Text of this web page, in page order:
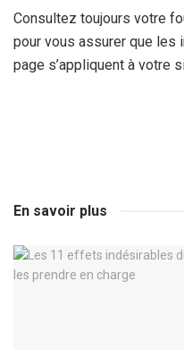
Consultez toujours votre
pour vous assurer que les
page s’appliquent à votre
En savoir plus